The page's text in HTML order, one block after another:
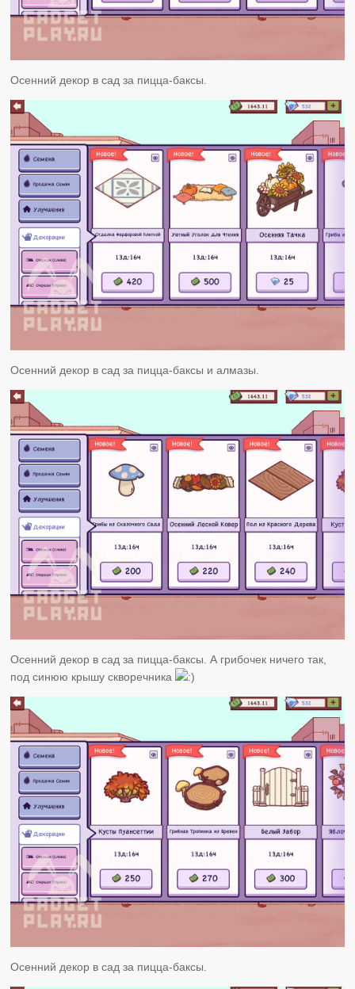
Осенний декор в сад за пицца-баксы.
Осенний декор в сад за пицца-баксы и алмазы.
Осенний декор в сад за пицца-баксы. А грибочек ничего так,
под синюю крышу скворечника
Осенний декор в сад за пицца-баксы.